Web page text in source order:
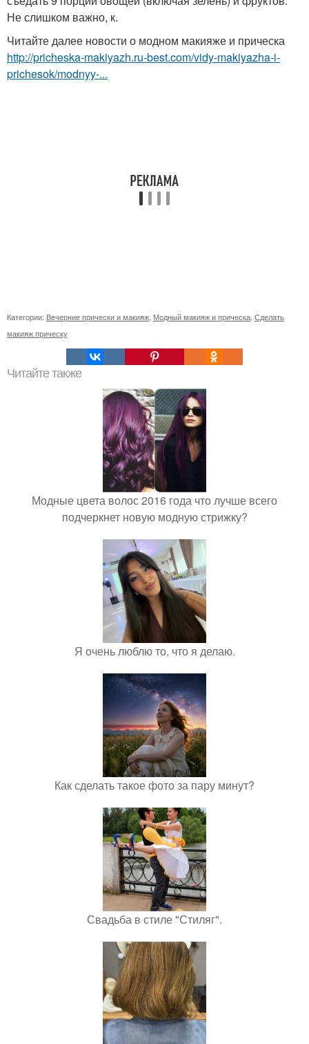
Не слишком важно, к.
Читайте далее новости о модном макияже и прическа
http://pricheska-makiyazh.ru-best.com/vidy-makiyazha-i-
prichesok/modnyy-...
Категории: Вечерние прически и макияж Модный макияж и прическа Сделать
макияж прическу
Читайте также
Модные цвета волос 2016 года что лучше всего
подчеркнет новую модную стрижку?
Я очень люблю то, что я делаю.
Как сделать такое фото за пару минут?
Свадьба в стиле "Стиляг".